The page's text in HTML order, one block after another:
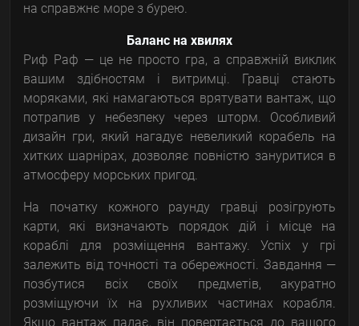
на справжнє море з бурею.
Баланс на хвилях
Риф Раф — це не просто гра, а справжній виклик
вашим здібностям і витримці. Гравці стають
моряками, які намагаються врятувати вантаж, що
потрапив у небезпеку через шторм. Особливий
дизайн гри, який нагадує невеликий корабель на
хитких шарнірах, дозволяє повністю зануритися в
атмосферу морських пригод.
На початку кожного раунду гравці розігрують
карти, які визначають порядок дій і місце на
кораблі для розміщення вантажу. Успіх у грі
залежить від точності та обережності. Завдання —
позбутися всіх своїх предметів, акуратно
розміщуючи їх на рухливих частинах корабля.
Якщо вантаж падає, він повертається до вашого